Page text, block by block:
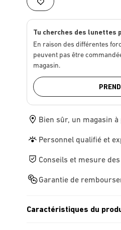
Tu cherches des lunettes
En raison des différentes
peuvent pas être
magasin.
Bien sûr, un magasin
Personnel qualifié et
Conseils et mesure
Garantie de
Caractéristiques du